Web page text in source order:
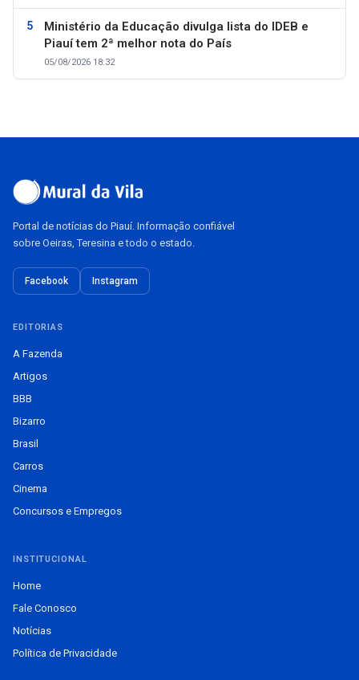
Ministério da Educação divulga lista do IDEB e
Piauí tem 2ª melhor nota do País
05/08/2026 18:32
Portal de notícias do Piauí. Informação confiável
sobre Oeiras, Teresina e todo o estado.
Facebook Instagram
EDITORIAS
A Fazenda
Artigos
BBB
Bizarro
Brasil
Carros
Cinema
Concursos e Empregos
INSTITUCIONAL
Home
Fale Conosco
Notícias
Política de Privacidade